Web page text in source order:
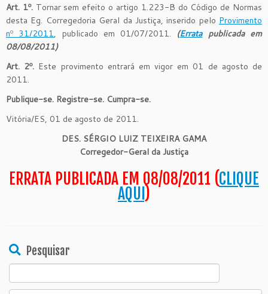
Art. 1º.Tornar sem efeito o artigo 1.223-B do Código de Normas
desta Eg. Corregedoria Geral da Justiça, inserido pelo Provimento
nº 31/2011, publicado em 01/07/2011. (Erratapublicada em
08/08/2011)
Art. 2º. Este provimento entrará em vigor em 01 de agosto de
2011.
Publique-se. Registre-se. Cumpra-se.
Vitória/ES, 01 de agosto de 2011.
DES. SÉRGIO LUIZ TEIXEIRA GAMA
Corregedor-Geral da Justiça
ERRATA PUBLICADA EM 08/08/2011 (CLIQUE
AQUI )
Pesquisar
Search
for: